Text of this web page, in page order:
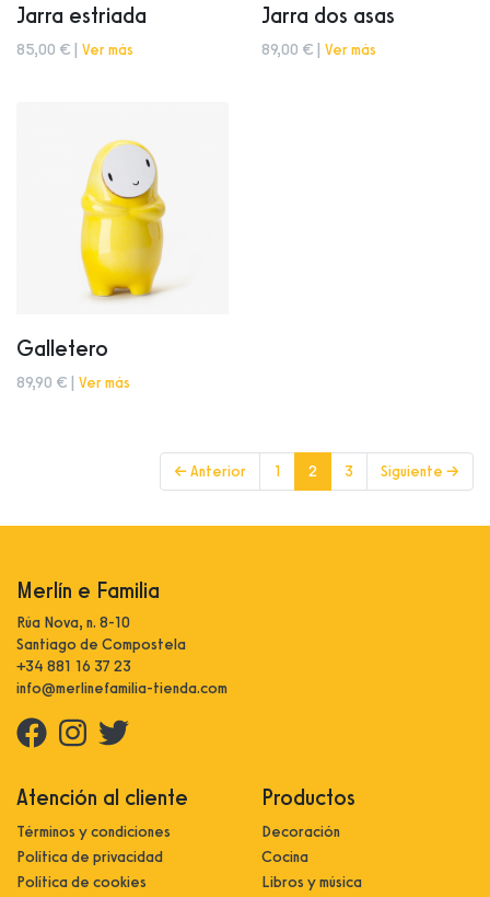
Jarra estriada
85,00 € | Ver más
Jarra dos asas
89,00 € | Ver más
Galletero
89,90 € | Ver más
← Anterior 1 2 (current)
3 Siguiente →
Merlín e Familia
Rúa Nova, n. 8-10
Santiago de Compostela
+34 881 16 37 23
info@merlinefamilia-tienda.com
Atención al cliente
Términos y condiciones
Política de privacidad
Política de cookies
Productos
Decoración
Cocina
Libros y música